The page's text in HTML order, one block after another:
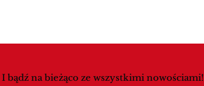
I bądź na bieżąco ze wszystkimi nowościami!